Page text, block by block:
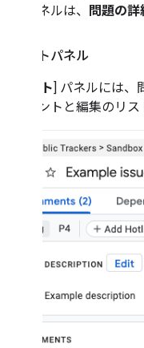
このパネルは、
問題の
コメントパネル
コメント] パネルには、
のコメントと編集のリス